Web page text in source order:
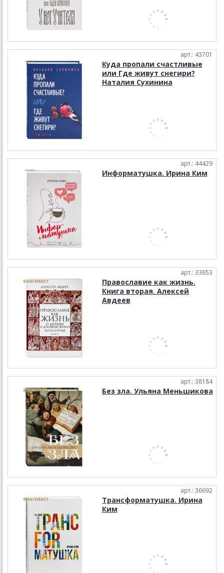
арт.: 43701
Куда пропали счастливые
или Где живут снегири?
Наталия Сухинина
арт.: 44429
Информатушка. Ирина Ким
арт.: 33653
Православие как жизнь.
Книга вторая. Алексей
Авдеев
арт.: 38184
Без зла. Ульяна Меньшикова
арт.: 36692
Трансформатушка. Ирина
Ким